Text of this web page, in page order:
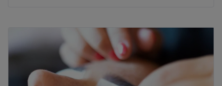
09:00
Τετάρτη
09:00
21:00
Παρασκευή
09:00–
Σάββατο
17:00